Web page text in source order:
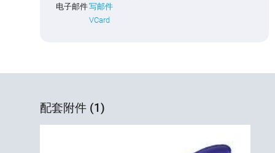
电子邮件写邮件
VCard
配套附件 (1)